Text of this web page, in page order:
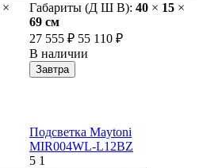
×
Габариты (Д Ш В): 40 × 15 ×
69 cм
27 555 ₽ 55 110 ₽
В наличии
Завтра
Подсветка Maytoni
MIR004WL-L12BZ
5 1